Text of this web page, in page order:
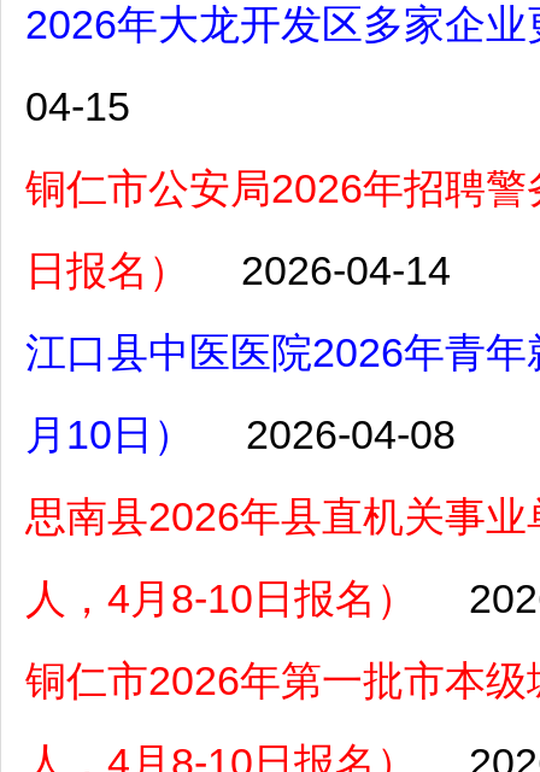
2026年大龙开发区多家企
04-15
铜仁市公安局2026年招聘
日报名）
2026-04-14
江口县中医医院2026年青
月10日）
2026-04-08
思南县2026年县直机关事
人，4月8-10日报名）
铜仁市2026年第一批市本
人，4月8-10日报名）